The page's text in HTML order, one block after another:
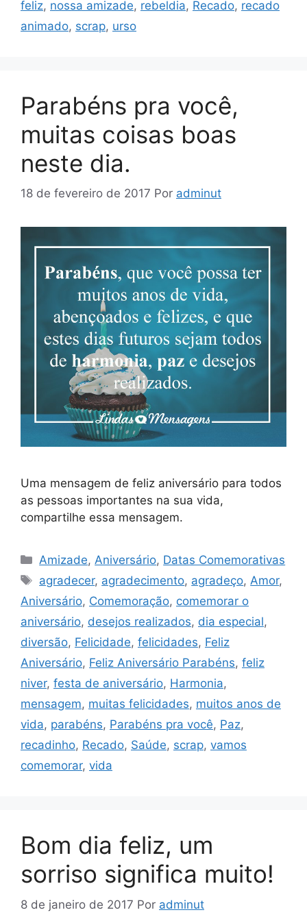
feliz, nossa amizade, rebeldia, Recado, recado
animado, scrap, urso
Parabéns pra você,
muitas coisas boas
neste dia.
18 de fevereiro de 2017 Por adminut
Uma mensagem de feliz aniversário para todos
as pessoas importantes na sua vida,
compartilhe essa mensagem.
Categorias
Amizade,Aniversário, Datas Comemorativas
Tags
agradecer, agradecimento, agradeço,Amor,
Aniversário, Comemoração, comemorar o
aniversário, desejos realizados, dia especial,
diversão, Felicidade, felicidades, Feliz
Aniversário, Feliz Aniversário Parabéns, feliz
niver, festa de aniversário, Harmonia,
mensagem, muitas felicidades, muitos anos de
vida, parabéns, Parabéns pra você, Paz,
recadinho, Recado, Saúde, scrap, vamos
comemorar, vida
Bom dia feliz, um
sorriso significa muito!
8 de janeiro de 2017 Por adminut